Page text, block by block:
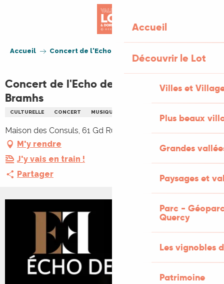
Accueil
Découvrir le Lot
Villes et
Plus beaux
Grandes
Paysages et
Parc -
Quercy
Les vignobles
Patrimoine
Accueil Concert de l'Echo de la Luz : Soirée Bramhs
Concert de l'Echo de la Luz : Soirée
Bramhs
CULTURELLE CONCERT MUSIQUE
Maison des Consuls, 61 Gd Rue de la Ville, 46140 Luzech
M'y rendre
J'y vais en train !
Partager
+1 PHOTO